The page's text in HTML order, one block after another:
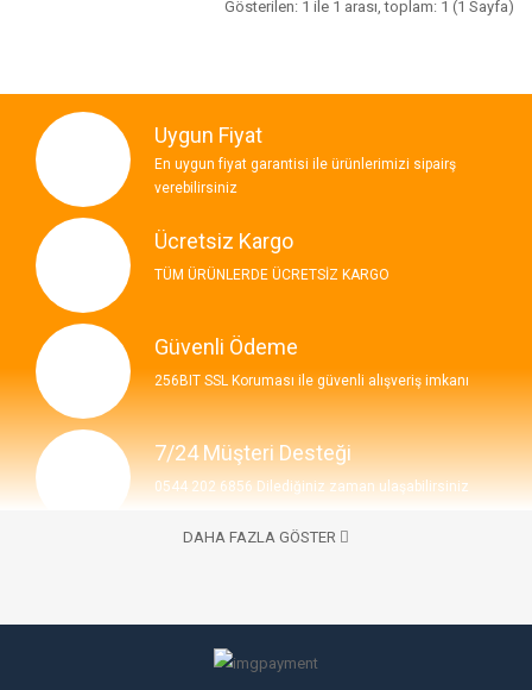
Gösterilen: 1 ile 1 arası, toplam: 1 (1 Sayfa)
Uygun Fiyat
En uygun fiyat garantisi ile ürünlerimizi sipairş
verebilirsiniz
Ücretsiz Kargo
TÜM ÜRÜNLERDE ÜCRETSİZ KARGO
Güvenli Ödeme
256BIT SSL Koruması ile güvenli alışveriş imkanı
7/24 Müşteri Desteği
0544 202 6856 Dilediğiniz zaman ulaşabilirsiniz
7/24 Bize Ulaşabilirsiniz
DAHA FAZLA GÖSTER